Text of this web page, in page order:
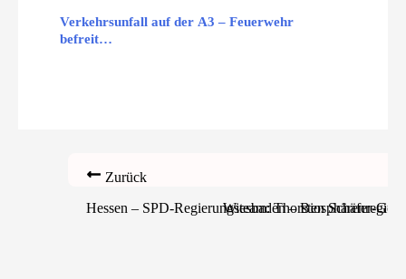
Verkehrsunfall auf der A3 – Feuerwehr
befreit…
Zurück
Hessen – SPD-Regierungsteam: Thorsten Schäfer-
Wiesbaden –